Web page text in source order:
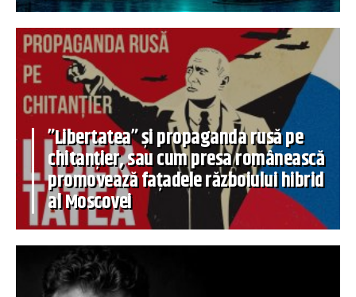
”Libertatea” și propaganda rusă pe
chitanțier, sau cum presa românească
promovează fațadele războiului hibrid
al Moscovei